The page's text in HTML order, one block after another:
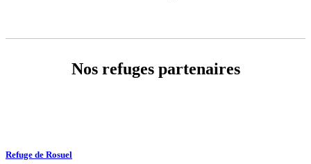
Nos refuges partenaires
Refuge de Rosuel